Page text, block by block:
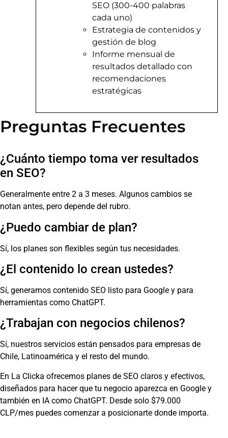
SEO (300-400 palabras
cada uno)
Estrategia de contenidos y
gestión de blog
Informe mensual de
resultados detallado con
recomendaciones
estratégicas
Preguntas Frecuentes
¿Cuánto tiempo toma ver resultados
en SEO?
Generalmente entre 2 a 3 meses. Algunos cambios se
notan antes, pero depende del rubro.
¿Puedo cambiar de plan?
Sí, los planes son flexibles según tus necesidades.
¿El contenido lo crean ustedes?
Sí, generamos contenido SEO listo para Google y para
herramientas como ChatGPT.
¿Trabajan con negocios chilenos?
Sí, nuestros servicios están pensados para empresas de
Chile, Latinoamérica y el resto del mundo.
En La Clicka ofrecemos planes de SEO claros y efectivos,
diseñados para hacer que tu negocio aparezca en Google y
también en IA como ChatGPT. Desde solo $79.000
CLP/mes puedes comenzar a posicionarte donde importa.